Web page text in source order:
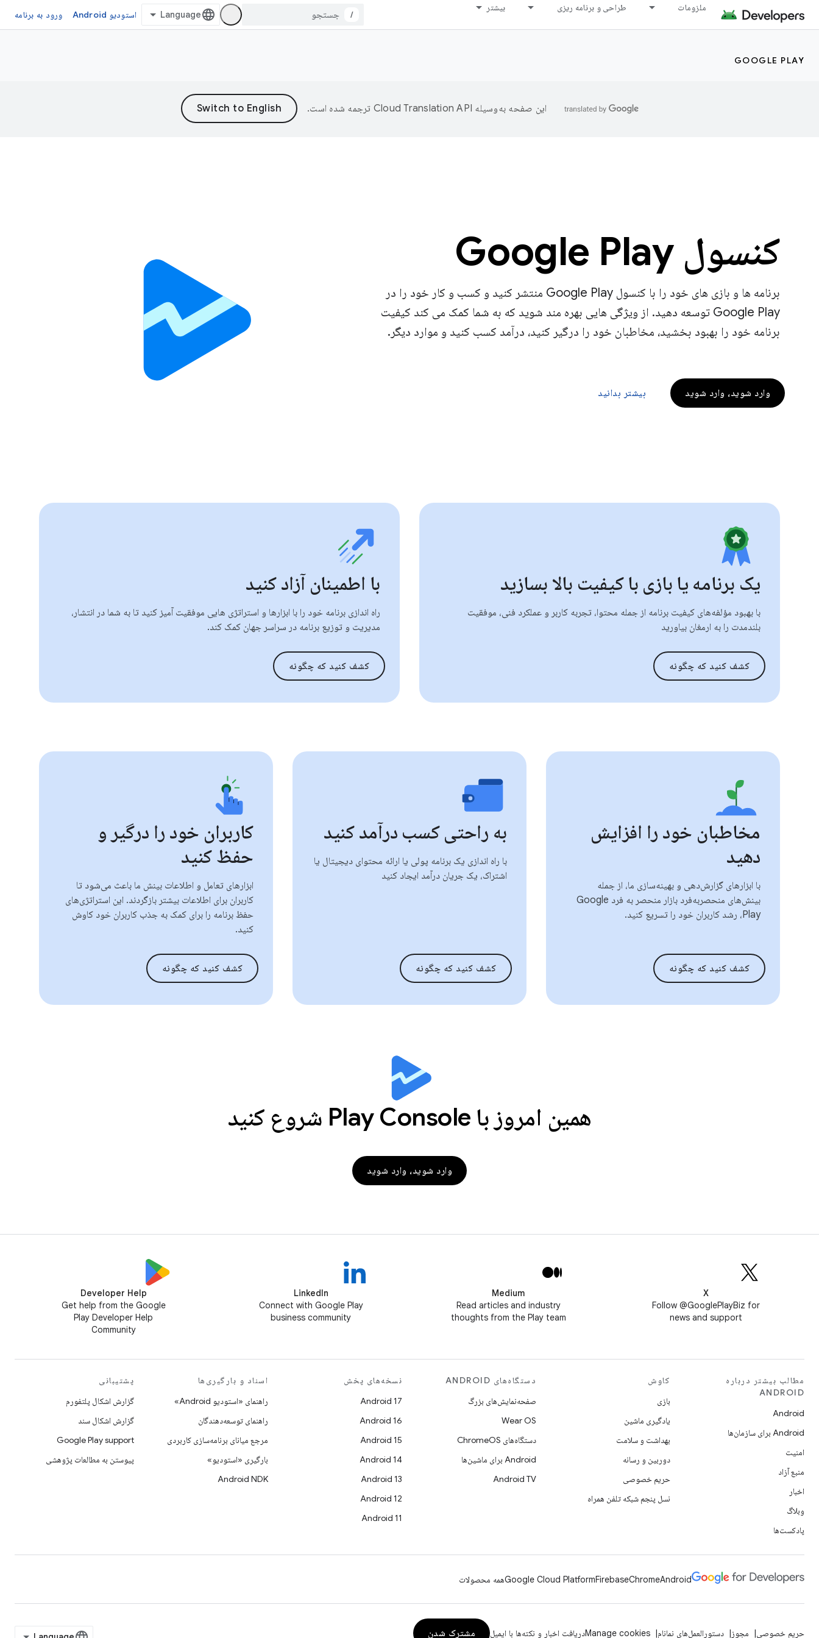
ملزومات طراحی و برنامه ریزی بیشتر
/ استودیو Android ورود به برنامه
GOOGLE PLAY
این صفحه به‌وسیله ترجمه شده است.
کنسول Google Play
برنامه ها و بازی های خود را با کنسول Google Play منتشر کنید و کسب و کار خود را در
Google Play توسعه دهید. از ویژگی هایی بهره مند شوید که به شما کمک می کند کیفیت
برنامه خود را بهبود بخشید، مخاطبان خود را درگیر کنید، درآمد کسب کنید و موارد دیگر.
وارد شوید، وارد شوید بیشتر بدانید
یک برنامه یا بازی با کیفیت بالا بسازید
با بهبود مؤلفه‌های کیفیت برنامه از جمله محتوا، تجربه کاربر و عملکرد فنی، موفقیت
بلندمدت را به ارمغان بیاورید
کشف کنید که چگونه
با اطمینان آزاد کنید
راه اندازی برنامه خود را با ابزارها و استراتژی هایی موفقیت آمیز کنید تا به شما در انتشار،
مدیریت و توزیع برنامه در سراسر جهان کمک کند.
کشف کنید که چگونه
مخاطبان خود را افزایش
دهید
با ابزارهای گزارش‌دهی و بهینه‌سازی ما، از جمله
بینش‌های منحصربه‌فرد بازار منحصر به فرد Google
Play، رشد کاربران خود را تسریع کنید.
کشف کنید که چگونه
به راحتی کسب درآمد کنید
با راه اندازی یک برنامه پولی یا ارائه محتوای دیجیتال یا
اشتراک، یک جریان درآمد ایجاد کنید
کشف کنید که چگونه
کاربران خود را درگیر و
حفظ کنید
ابزارهای تعامل و اطلاعات بینش ما باعث می‌شود تا
کاربران برای اطلاعات بیشتر بازگردند. این استراتژی‌های
حفظ برنامه را برای کمک به جذب کاربران خود کاوش
کنید.
کشف کنید که چگونه
همین امروز با Play Console شروع کنید
وارد شوید، وارد شوید
X
Follow @GooglePlayBiz for
news and support
Medium
Read articles and industry
thoughts from the Play team
LinkedIn
Connect with Google Play
business community
Developer Help
Get help from the Google
Play Developer Help
Community
مطالب بیشتر درباره
ANDROID
Android
Android برای سازمان‌ها
امنیت
منبع آزاد
اخبار
وبلاگ
پادکست‌ها
کاوش
بازی
یادگیری ماشین
بهداشت و سلامت
دوربین و رسانه
حریم خصوصی
نسل پنجم شبکه تلفن همراه
دستگاه‌های ANDROID
صفحه‌نمایش‌های بزرگ
Wear OS
دستگاه‌های ChromeOS
Android برای ماشین‌ها
Android TV
نسخه‌های پخش
Android 17
Android 16
Android 15
Android 14
Android 13
Android 12
Android 11
اسناد و بارگیری‌ها
راهنمای «استودیو Android»
راهنمای توسعه‌دهندگان
مرجع میانای برنامه‌سازی کاربردی
بارگیری «استودیو»
Android NDK
پشتیبانی
گزارش اشکال پلتفورم
گزارش اشکال سند
Google Play support
پیوستن به مطالعات پژوهشی
Android
Chrome
Firebase
Google Cloud Platformهمه محصولات
حریم خصوصی مجوز دستورالعمل‌های نمانام Manage cookiesدریافت اخبار و نکته‌ها با ایمیل مشترک شدن